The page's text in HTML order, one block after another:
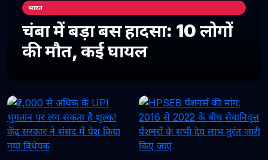
भारत
चंबा में बड़ा बस हादसा: 10 लोगों
की मौत, कई घायल